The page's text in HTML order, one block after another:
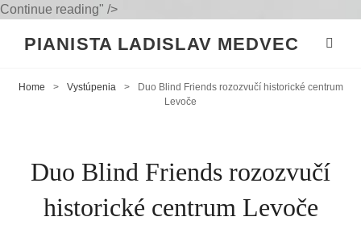
Continue readingDuo
Friends
historické
" />
PIANISTA LADISLAV MEDVEC
Home > Vystúpenia >
Duo Blind Friends rozozvučí historické centrum
Levoče
Duo Blind Friends rozozvučí
historické centrum Levoče